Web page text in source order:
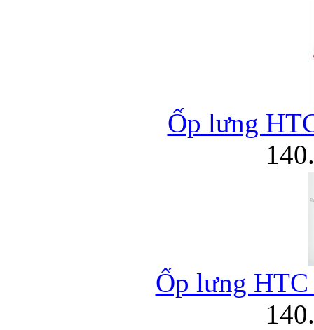
Ốp lưng
Ốp lưng